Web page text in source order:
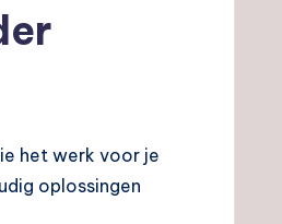
het werk voor je
oplossingen